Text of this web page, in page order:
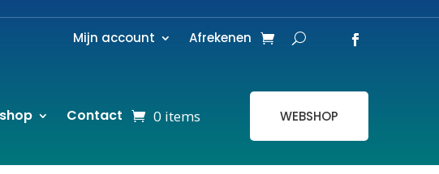
Mijn account Afrekenen
Contact 0 items WEBSHOP